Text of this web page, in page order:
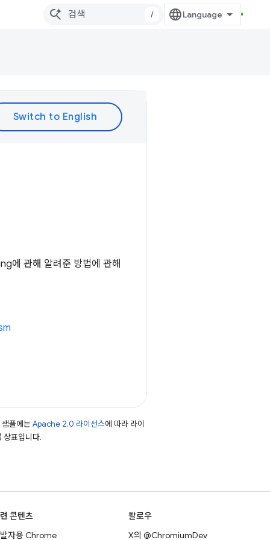
/
에 관해 알려준 방법에 관해
플에는 Apache 2.0 라이선스에 따라 라이
표입니다.
콘텐츠
자용 Chrome
팔로우
X의 @ChromiumDev